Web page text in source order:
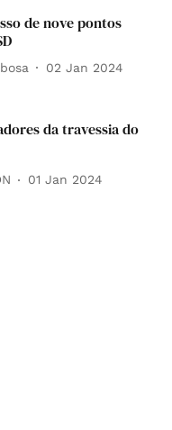
de nove pontos
02 Jan 2024
da travessia do
01 Jan 2024